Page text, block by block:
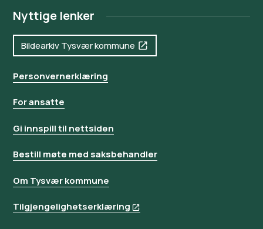
Nyttige lenker
Bildearkiv Tysvær kommune
Personvernerklæring
For ansatte
Gi innspill til nettsiden
Bestill møte med saksbehandler
Om Tysvær kommune
Tilgjengelighetserklæring